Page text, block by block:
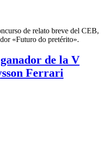
de relato breve del CEB,
«Futuro do pretérito».
de la V
Ferrari